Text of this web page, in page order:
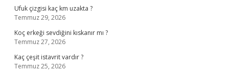
Ufuk çizgisi kaç km uzakta ?
Temmuz 29, 2026
Koç erkeği sevdiğini kıskanır mı ?
Temmuz 27, 2026
Kaç çeşit istavrit vardır ?
Temmuz 25, 2026